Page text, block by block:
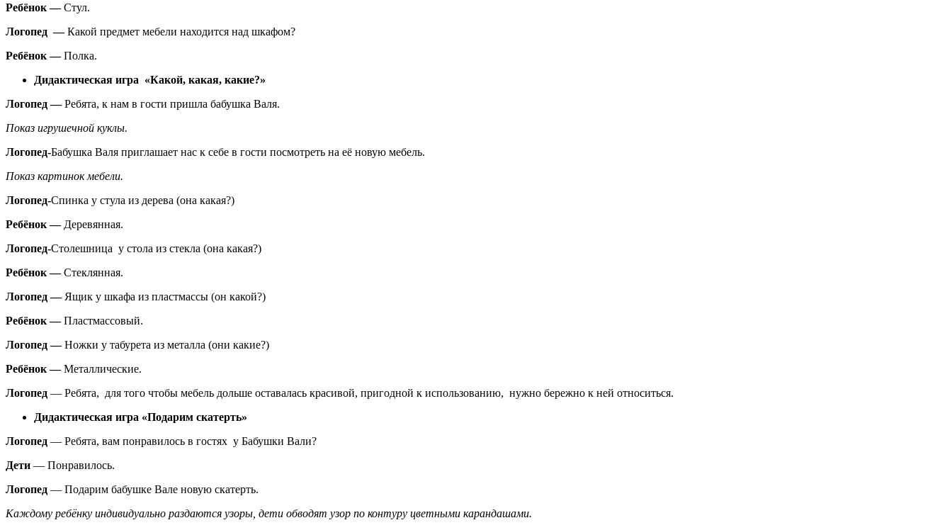
Ребёнок —Стул.
Логопед —Какой предмет мебели находится над шкафом?
Ребёнок —Полка.
Дидактическая игра «Какой, какая, какие?»
Логопед —Ребята, к нам в гости пришла бабушка Валя.
Показ игрушечной куклы.
Логопед-Бабушка Валя приглашает нас к себе в гости посмотреть на её новую мебель.
Показ картинок мебели.
Логопед-Спинка у стула из дерева (она какая?)
Ребёнок — Деревянная.
Логопед-Столешница у стола из стекла (она какая?)
Ребёнок —Стеклянная.
Логопед — Ящик у шкафа из пластмассы (он какой?)
Ребёнок —Пластмассовый.
Логопед —Ножки у табурета из металла (они какие?)
Ребёнок —Металлические.
Логопед — Ребята, для того чтобы мебель дольше оставалась красивой, пригодной к использованию, нужно бережно к ней относиться.
Дидактическая игра «Подарим скатерть»
Логопед — Ребята, вам понравилось в гостях у Бабушки Вали?
Дети — Понравилось.
Логопед — Подарим бабушке Вале новую скатерть.
Каждому ребёнку индивидуально раздаются узоры, дети обводят узор по контуру цветными карандашами.